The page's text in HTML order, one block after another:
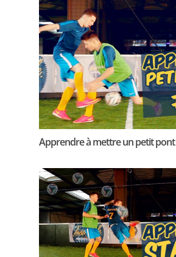
Apprendre à mettre un petit pont